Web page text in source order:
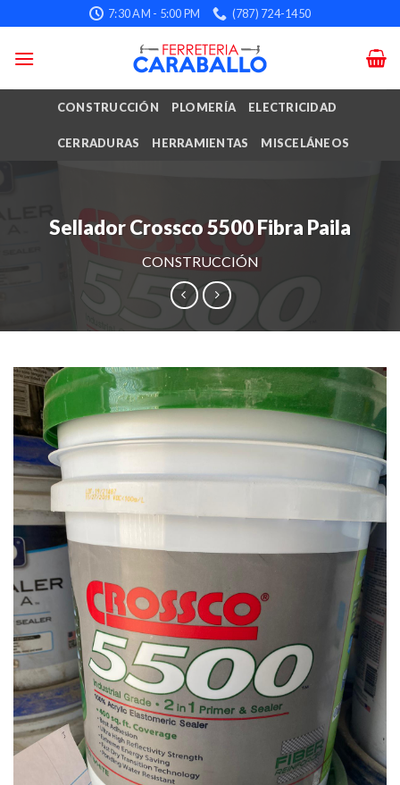
to
content
7:30 AM - 5:00 PM (787) 724-1450
CONSTRUCCIÓN PLOMERÍA ELECTRICIDAD
CERRADURAS HERRAMIENTAS MISCELÁNEOS
Sellador Crossco 5500 Fibra Paila
CONSTRUCCIÓN